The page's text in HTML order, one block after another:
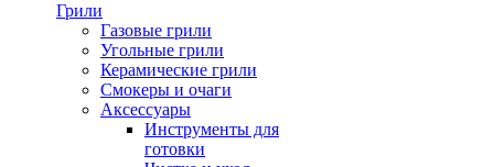
Грили
Газовые грили
Угольные грили
Керамические грили
Смокеры и очаги
Аксессуары
Инструменты для
готовки